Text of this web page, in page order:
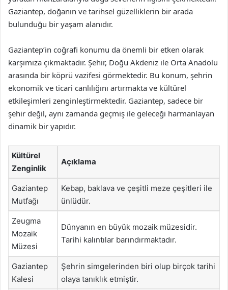
Gaziantep, doğanın ve tarihsel güzelliklerin bir arada
bulunduğu bir yaşam alanıdır.
Gaziantep’in coğrafi konumu da önemli bir etken olarak
karşımıza çıkmaktadır. Şehir, Doğu Akdeniz ile Orta Anadolu
arasında bir köprü vazifesi görmektedir. Bu konum, şehrin
ekonomik ve ticari canlılığını artırmakta ve kültürel
etkileşimleri zenginleştirmektedir. Gaziantep, sadece bir
şehir değil, aynı zamanda geçmiş ile geleceği harmanlayan
dinamik bir yapıdır.
Kültürel
Zenginlik
Açıklama
Gaziantep
Mutfağı
Kebap, baklava ve çeşitli meze çeşitleri ile
ünlüdür.
Zeugma
Mozaik
Müzesi
Dünyanın en büyük mozaik müzesidir.
Tarihi kalıntılar barındırmaktadır.
Gaziantep
Kalesi
Şehrin simgelerinden biri olup birçok tarihi
olaya tanıklık etmiştir.